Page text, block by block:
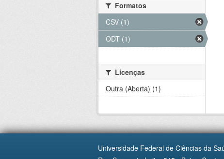
Formatos
CSV (1)
ODT (1)
Licenças
Outra (Aberta) (1)
Universidade Federal de Ciências da